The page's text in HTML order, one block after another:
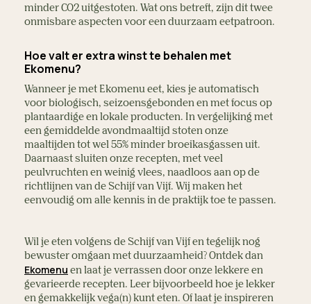
minder CO2 uitgestoten. Wat ons betreft, zijn dit twee
onmisbare aspecten voor een duurzaam eetpatroon.
Hoe valt er extra winst te behalen met
Ekomenu?
Wanneer je met Ekomenu eet, kies je automatisch
voor biologisch, seizoensgebonden en met focus op
plantaardige en lokale producten. In vergelijking met
een gemiddelde avondmaaltijd stoten onze
maaltijden tot wel 55% minder broeikasgassen uit.
Daarnaast sluiten onze recepten, met veel
peulvruchten en weinig vlees, naadloos aan op de
richtlijnen van de Schijf van Vijf. Wij maken het
eenvoudig om alle kennis in de praktijk toe te passen.
Wil je eten volgens de Schijf van Vijf en tegelijk nog
bewuster omgaan met duurzaamheid? Ontdek dan
Ekomenu en laat je verrassen door onze lekkere en
gevarieerde recepten. Leer bijvoorbeeld hoe je lekker
en gemakkelijk vega(n) kunt eten. Of laat je inspireren